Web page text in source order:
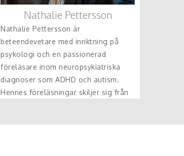
Nathalie Pettersson
Nathalie Pettersson är
beteendevetare med inriktning på
psykologi och en passionerad
föreläsare inom neuropsykiatriska
diagnoser som ADHD och autism.
Hennes föreläsningar skiljer sig från